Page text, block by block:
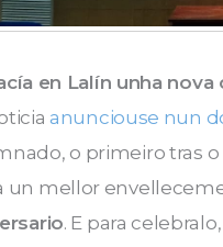
en Lalín unha
anunciouse nun
o primeiro tras
un mellor
. E para